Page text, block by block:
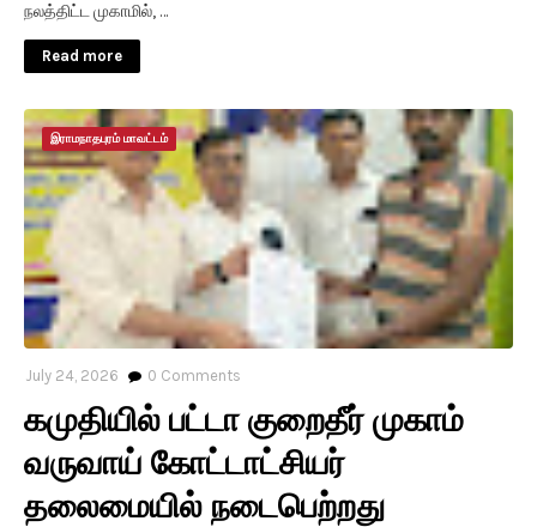
நலத்திட்ட முகாமில், …
Read more
இராமநாதபுரம் மாவட்டம்
July 24, 2026 0 Comments
கமுதியில் பட்டா குறைதீர் முகாம்
வருவாய் கோட்டாட்சியர்
தலைமையில் நடைபெற்றது